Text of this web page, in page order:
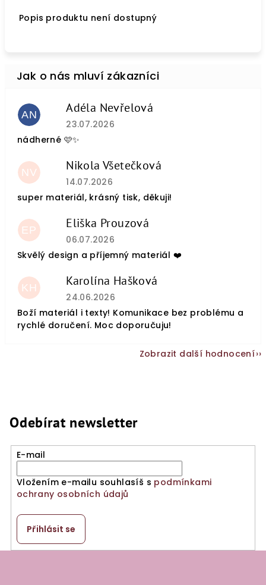
Popis produktu není dostupný
AN Adéla Nevřelová
Hodnocení obchodu je 5 z 5 hvězdiček.
23.07.2026
nádherné 🩷✨
NV Nikola Všetečková
Hodnocení obchodu je 5 z 5 hvězdiček.
14.07.2026
super materiál, krásný tisk, děkuji!
EP Eliška Prouzová
Hodnocení obchodu je 5 z 5 hvězdiček.
06.07.2026
Skvělý design a příjemný materiál ❤️
KH Karolína Hašková
Hodnocení obchodu je 5 z 5 hvězdiček.
24.06.2026
Boží materiál i texty! Komunikace bez problému a
rychlé doručení. Moc doporučuju!
Zobrazit další hodnocení
Odebírat newsletter
E-mail
Vložením e-mailu souhlasíš s podmínkami
ochrany osobních údajů
Přihlásit se